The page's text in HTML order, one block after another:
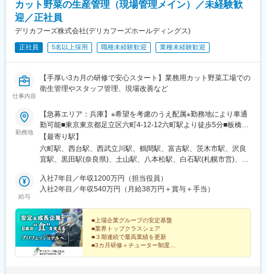
カット野菜の生産管理（現場管理メイン）／未経験歓
迎／正社員
デリカフーズ株式会社(デリカフーズホールディングス)
正社員 5名以上採用 職種未経験歓迎 業種未経験歓迎
仕事内容
【手厚い3カ月の研修で安心スタート】業務用カット野菜工場での
衛生管理やスタッフ管理、現場改善など
勤務地
【急募エリア：兵庫】※希望を考慮のうえ配属※勤務地により車通
勤可能■東京東京都足立区六町4-12-12六町駅より徒歩5分■板橋セ
ンター東京都板橋区舟渡4-2-27 ＬＦ板橋サウス棟1階西台駅より
徒歩15分■西東京東京都昭島市武蔵野2-9-13西武立川駅より徒歩
10分■神奈川神奈川県大和市深見西4-10-14大和駅より徒歩20分■
ー 大阪府茨木市南目垣1-11-2 茨木市駅より車で18分■大阪大阪府
茨木市宮島2-1-13千里丘駅より車で20分■奈良奈良県磯城郡田原
分一1284-3土山駅より車で15分■広島広島県安芸郡坂町亀石山
1120-8 シモハナ物流東広島センター内広島駅より車で30分■北海
道北海道札幌市白石区中央一条3-1-70東札幌駅より徒歩10分■福
岡福岡県宗像市東郷3-5-2東郷駅より車で5分※受動喫煙対策：屋内
禁煙（屋外に喫煙所あり）
【最寄り駅】
六町駅、西台駅、西武立川駅、鶴間駅、富吉駅、茨木市駅、沢良
宜駅、黒田駅(奈良県)、土山駅、八本松駅、白石駅(札幌市営)、東
給与
入社7年目／年収1200万円（担当役員）
入社2年目／年収540万円（月給38万円＋賞与＋手当）
■上場企業グループの安定基盤
■業界トップクラスシェア
■３期連続で最高業績を更新
■3カ月研修＋チューター制度